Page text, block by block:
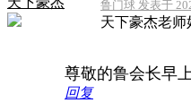
鲁门球 发表于
天下豪杰老
尊敬的鲁会长早
回复